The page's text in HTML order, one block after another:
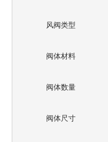
风阀类型
阀体材料
阀体数量
阀体尺寸